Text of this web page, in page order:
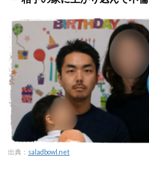
出典： saladbowl.net